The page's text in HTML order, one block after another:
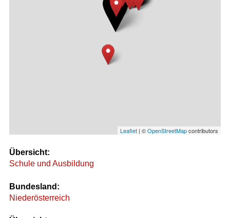
Leaflet | ©OpenStreetMapcontributors
Übersicht:
Schule und Ausbildung
Bundesland:
Niederösterreich